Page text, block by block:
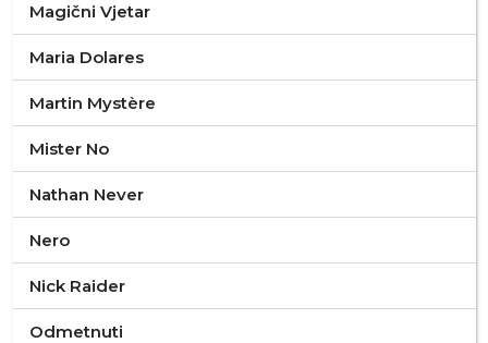
Magični Vjetar
Maria Dolares
Martin Mystère
Mister No
Nathan Never
Nero
Nick Raider
Odmetnuti